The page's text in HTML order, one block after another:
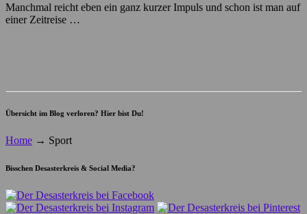
Manchmal reicht eben ein ganz kurzer Impuls und schon ist man auf
einer Zeitreise …
Übersicht im Blog verloren? Hier bist Du!
Home → Sport
Bisschen Desasterkreis & Social Media?